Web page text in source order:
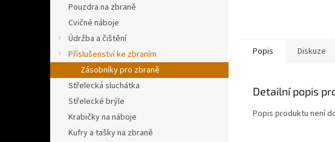
Pouzdra na zbraně
Cvičné náboje
Údržba a čištění
Příslušenství ke zbraním
Zásobníky pro zbraně
Střelecká sluchátka
Střelecké brýle
Krabičky na náboje
Kufry a tašky na zbraně
Popis Diskuze
Detailní popis
Popis produktu není